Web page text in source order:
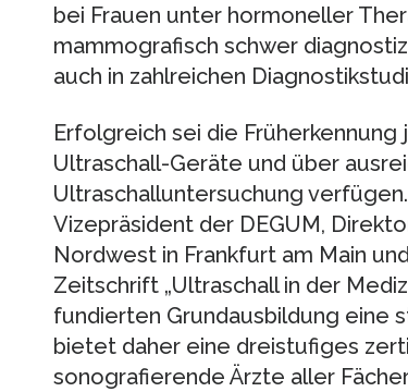
bei Frauen unter hormoneller
mammografisch schwer
auch in zahlreichen
Erfolgreich sei die
Ultraschall-Geräte und über
Ultraschalluntersuchung
Vizepräsident der DEGUM,
Nordwest in Frankfurt am Main
Zeitschrift „Ultraschall in der
fundierten Grundausbildung eine
bietet daher eine dreistufiges
sonografierende Ärzte aller